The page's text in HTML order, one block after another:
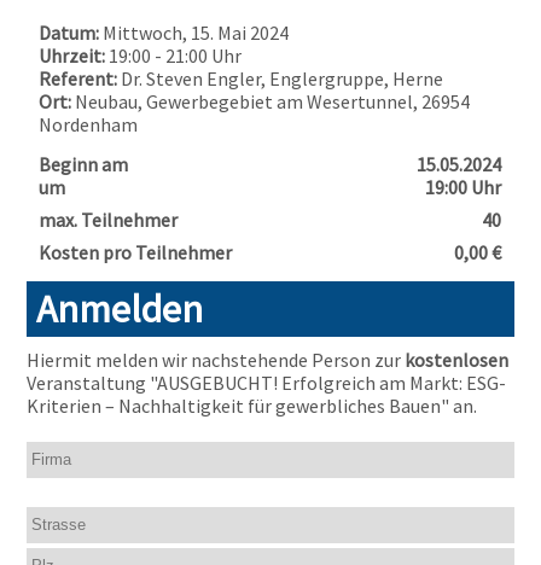
Datum: Mittwoch, 15. Mai 2024
Uhrzeit: 19:00 - 21:00 Uhr
Referent: Dr. Steven Engler, Englergruppe, Herne
Ort: Neubau, Gewerbegebiet am Wesertunnel, 26954
Nordenham
Beginn am
um
15.05.2024
19:00 Uhr
max. Teilnehmer
40
Kosten pro Teilnehmer
0,00 €
Anmelden
Hiermit melden wir nachstehende Person zur kostenlosen
Veranstaltung "AUSGEBUCHT! Erfolgreich am Markt: ESG-
Kriterien – Nachhaltigkeit für gewerbliches Bauen" an.